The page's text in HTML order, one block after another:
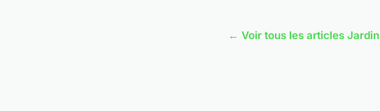
← Voir tous les articles Jardin